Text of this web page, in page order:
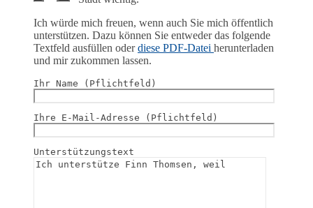
Ich würde mich freuen, wenn auch Sie mich öffentlich
unterstützen. Dazu können Sie entweder das folgende
Textfeld ausfüllen oderdiese PDF-Datei herunterladen
und mir zukommen lassen.
Ihr Name (Pflichtfeld)
Ihre E-Mail-Adresse (Pflichtfeld)
Unterstützungstext